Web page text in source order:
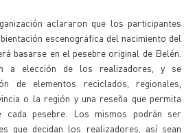
aclararon que los participantes
escenográfica del nacimiento del
basarse en el pesebre original de Belén.
a elección de los realizadores, y se
de elementos reciclados, regionales,
o la región y una reseña que permita
pesebre. Los mismos podrán ser
que decidan los realizadores, así sean